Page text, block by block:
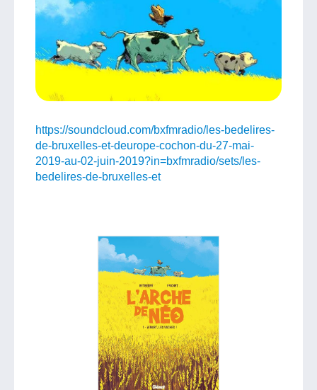
https://soundcloud.com/bxfmradio/les-bedelires-
de-bruxelles-et-deurope-cochon-du-27-mai-
2019-au-02-juin-2019?in=bxfmradio/sets/les-
bedelires-de-bruxelles-et